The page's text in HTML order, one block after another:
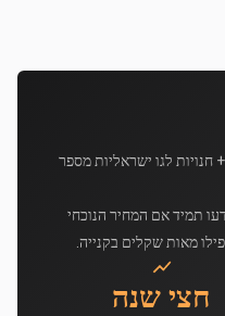
Fliplop סורק אוטומטית מחירים מ-25+ חנויות לגו ישראליות מספר
תמיד אם המחיר הנוכחי
מאות שקלים בקנייה.
חצי שנה